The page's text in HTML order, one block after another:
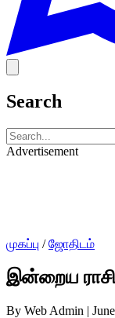
Search
Advertisement
முகப்பு / ஜோதிடம்
இன்றைய
By Web Admin |